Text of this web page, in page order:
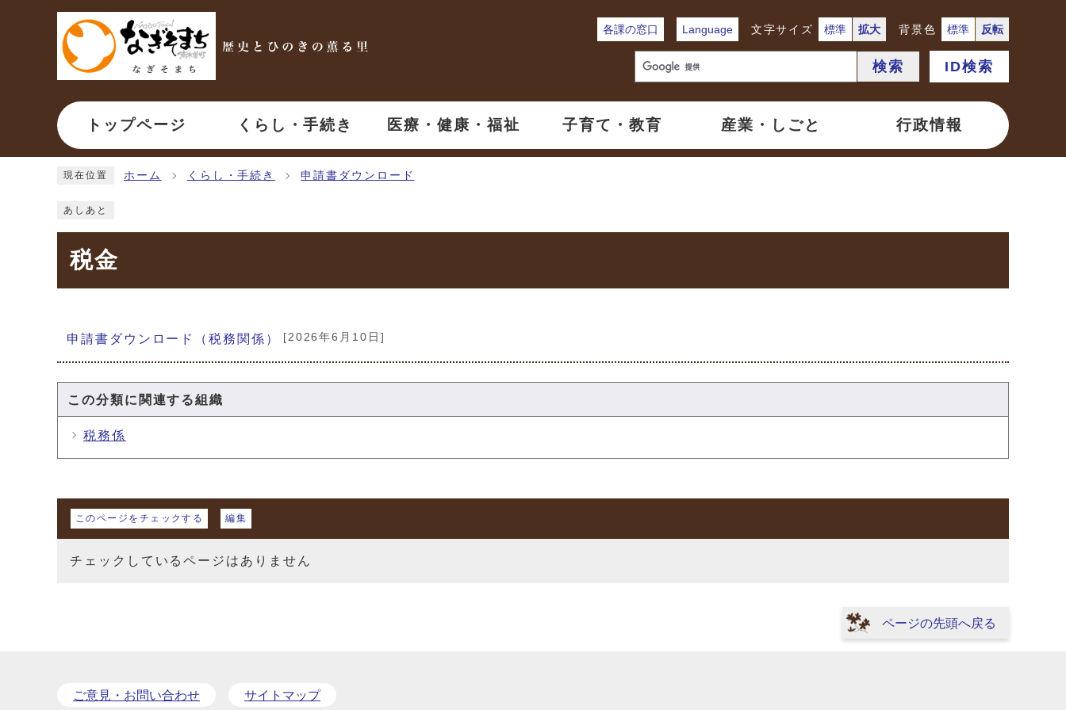
ページの先頭です
各課の窓口 Language 文字サイズ 標準 拡大 背景色 標準 反転
検索 ID検索
トップページ くらし・手続き 医療・健康・福祉 子育て・教育 産業・しごと 行政情報
現在位置 ホーム くらし・手続き 申請書ダウンロード
あしあと
税金
メインメニュー
申請書ダウンロード（税務関係） [2026年6月10日]
この分類に関連する組織
税務係
マイページ
このページをチェックする 編集
チェックしているページはありません
ページの先頭へ戻る
ご意見・お問い合わせ サイトマップ